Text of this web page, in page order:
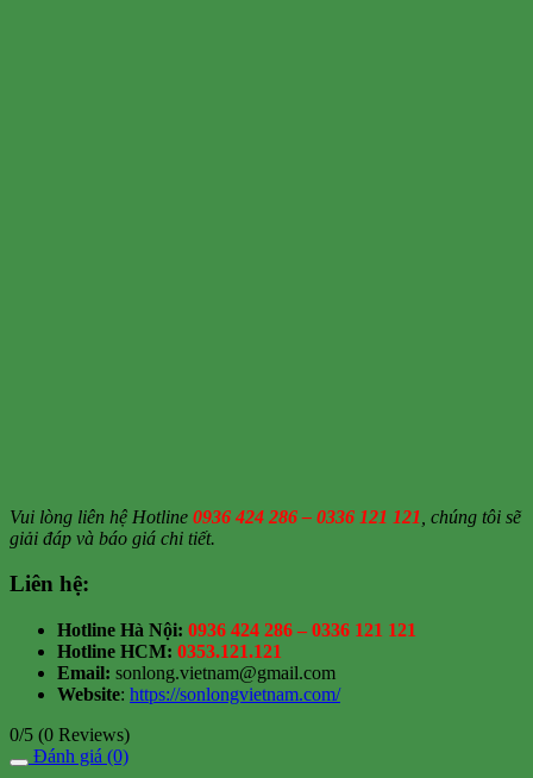
Vui lòng liên hệ Hotline 0936 424 286 – 0336 121 121 , chúng tôi sẽ
giải đáp và báo giá chi tiết.
Liên hệ:
Hotline Hà Nội: 0936 424 286 – 0336 121 121
Hotline HCM: 0353.121.121
Email: sonlong.vietnam@gmail.com
Website: https://sonlongvietnam.com/
0/5 (0 Reviews)
Đánh giá (0)